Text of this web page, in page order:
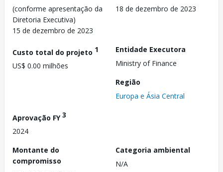
(conforme apresentação da
Diretoria Executiva)
15 de dezembro de 2023
18 de dezembro de 2023
Custo total do projeto 1
US$ 0.00 milhões
Entidade Executora
Ministry of Finance
Região
Europa e Ásia Central
Aprovação FY3
2024
Montante do
compromisso
Categoria ambiental
N/A